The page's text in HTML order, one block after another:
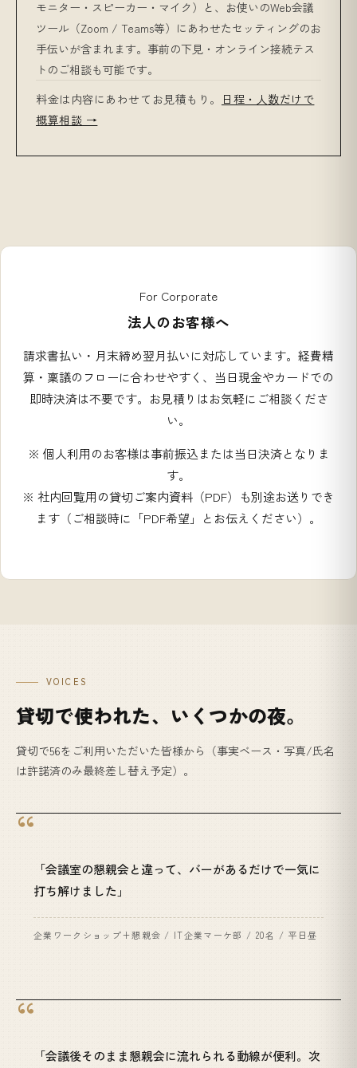
モニター・スピーカー・マイク）と、お使いのWeb会議
ツール（Zoom / Teams等）にあわせたセッティングのお
手伝いが含まれます。事前の下見・オンライン接続テス
トのご相談も可能です。
料金は内容にあわせてお見積もり。
日程・人数だけで
概算相談 →
For Corporate
法人のお客様へ
請求書払い・月末締め翌月払いに対応しています。経費精
算・稟議のフローに合わせやすく、当日現金やカードでの
即時決済は不要です。お見積りはお気軽にご相談くださ
い。
※ 個人利用のお客様は事前振込または当日決済となりま
す。
※ 社内回覧用の貸切ご案内資料（PDF）も別途お送りでき
ます（ご相談時に「PDF希望」とお伝えください）。
VOICES
貸切で使われた、いくつかの夜。
貸切で56をご利用いただいた皆様から（事実ベース・写真/氏名
は許諾済のみ最終差し替え予定）。
「会議室の懇親会と違って、バーがあるだけで一気に
打ち解けました」
企業ワークショップ+懇親会 / IT企業マーケ部 / 20名 / 平日昼
「会議後そのまま懇親会に流れられる動線が便利。次